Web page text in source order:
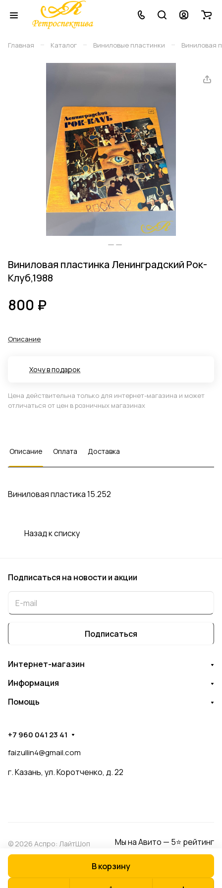
Главная – Каталог – Виниловые плаcтинки – Виниловая
Виниловая пластинка Ленинградский Рок-
Клуб,1988
800 ₽
В корзину
Описание
Хочу в подарок
Цена действительна только для интернет-магазина и может
отличаться от цен в розничных магазинах
Описание Оплата Доставка
Виниловая пластика 15.252
Назад к списку
Подписаться на новости и акции
Подписаться
Интернет-магазин
Информация
Помощь
+7 960 041 23 41
faizullin4@gmail.com
г. Казань, ул. Коротченко, д. 22
© 2026 Аспро: ЛайтШоп Мы на Авито — 5⭐ рейтинг
Оферта
Разработано в